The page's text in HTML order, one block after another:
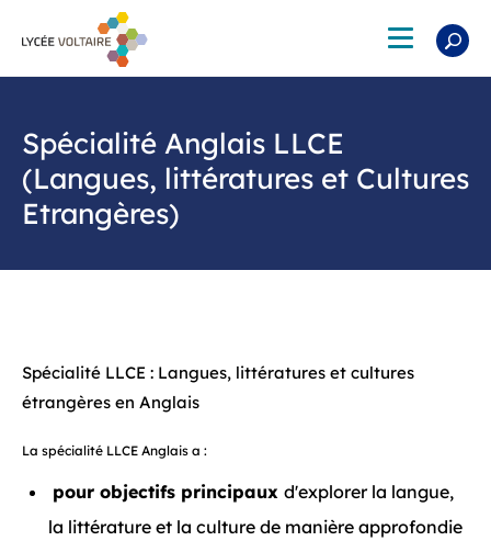
Toggle
navigation
Spécialité Anglais LLCE
(Langues, littératures et Cultures
Etrangères)
Spécialité LLCE : Langues, littératures et cultures
étrangères en Anglais
La spécialité LLCE Anglais a :
pour objectifs principaux d'explorer la langue,
la littérature et la culture de manière approfondie